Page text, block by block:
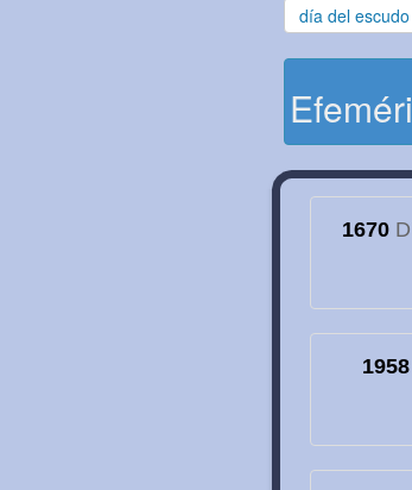
día del
1670
1958